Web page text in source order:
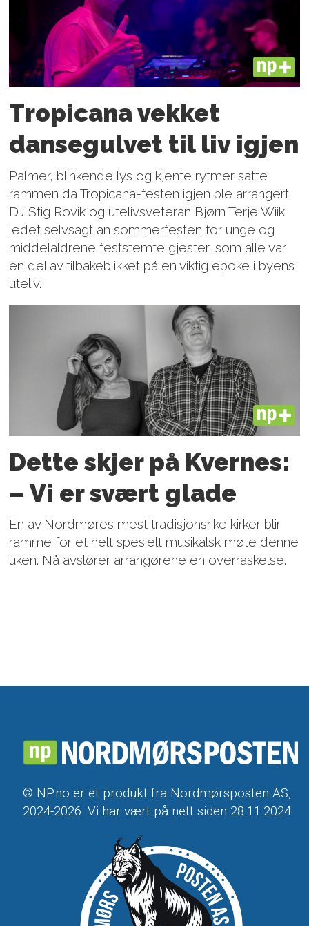
PLUS
Tropicana vekket
dansegulvet til liv igjen
Palmer, blinkende lys og kjente rytmer satte
rammen da Tropicana-festen igjen ble arrangert.
DJ Stig Rovik og utelivsveteran Bjørn Terje Wiik
ledet selvsagt an sommerfesten for unge og
middelaldrene feststemte gjester, som alle var
en del av tilbakeblikket på en viktig epoke i byens
uteliv.
PLUS
Dette skjer på Kvernes:
– Vi er svært glade
En av Nordmøres mest tradisjonsrike kirker blir
ramme for et helt spesielt musikalsk møte denne
uken. Nå avslører arrangørene en overraskelse.
© NP.no er et produkt fra Nordmørsposten AS,
2024-2026. Vi har vært på nett siden 28.11.2024.